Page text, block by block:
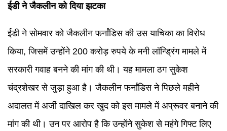
ईडी ने जैकलीन को दिया झटका
ईडी ने सोमवार को जैकलीन फर्नांडिस की उस याचिका का विरोध
किया, जिसमें उन्होंने 200 करोड़ रुपये के मनी लॉन्ड्रिंग मामले में
सरकारी गवाह बनने की मांग की थी। यह मामला ठग सुकेश
चंद्रशेखर से जुड़ा हुआ है। जैकलीन फर्नांडिस ने पिछले महीने
अदालत में अर्जी दाखिल कर खुद को इस मामले में अप्रूवर बनाने की
मांग की थी। उन पर आरोप है कि उन्होंने सुकेश से महंगे गिफ्ट लिए